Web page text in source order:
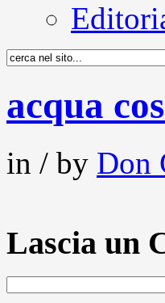
acqua
in / by Don
Lascia un